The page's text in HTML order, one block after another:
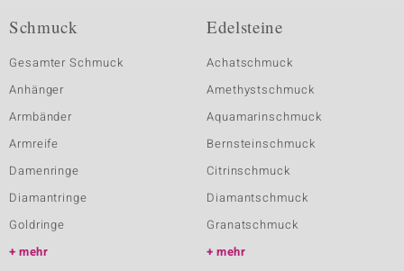
Schmuck
Gesamter Schmuck
Anhänger
Armbänder
Armreife
Damenringe
Diamantringe
Goldringe
mehr
Edelsteine
Achatschmuck
Amethystschmuck
Aquamarinschmuck
Bernsteinschmuck
Citrinschmuck
Diamantschmuck
Granatschmuck
mehr